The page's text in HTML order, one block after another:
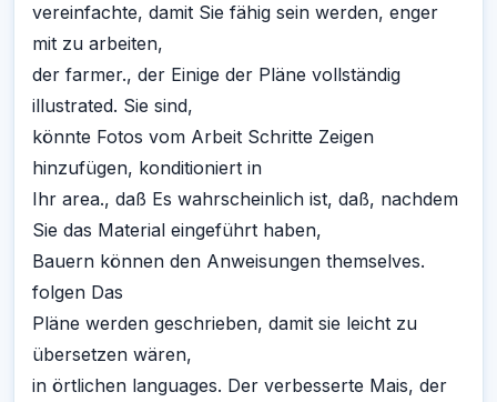
vereinfachte, damit Sie fähig sein werden, enger
mit zu arbeiten,
der farmer., der Einige der Pläne vollständig
illustrated. Sie sind,
könnte Fotos vom Arbeit Schritte Zeigen
hinzufügen, konditioniert in
Ihr area., daß Es wahrscheinlich ist, daß, nachdem
Sie das Material eingeführt haben,
Bauern können den Anweisungen themselves.
folgen Das
Pläne werden geschrieben, damit sie leicht zu
übersetzen wären,
in örtlichen languages. Der verbesserte Mais, der